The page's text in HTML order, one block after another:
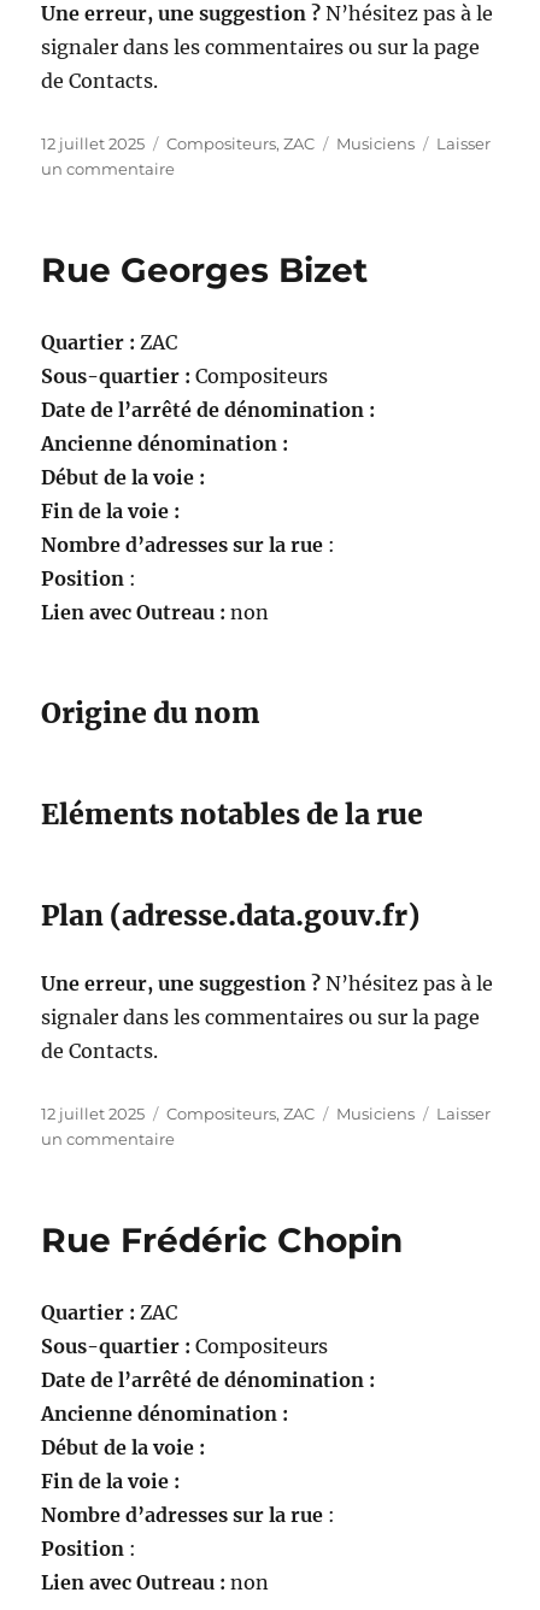
Une erreur, une suggestion ? N’hésitez pas à le
signaler dans les commentaires ou sur la page
de Contacts.
Publié
le
12 juillet 2025 Catégories
Compositeurs,ZAC Étiquettes
Musiciens
Laisser
un commentairesur
Rue Georges Bizet
Quartier : ZAC
Sous-quartier : Compositeurs
Date de l’arrêté de dénomination :
Ancienne dénomination :
Début de la voie :
Fin de la voie :
Nombre d’adresses sur la rue :
Position :
Lien avec Outreau : non
Origine du nom
Eléments notables de la rue
Plan (adresse.data.gouv.fr)
Une erreur, une suggestion ? N’hésitez pas à le
signaler dans les commentaires ou sur la page
de Contacts.
Publié
le
12 juillet 2025 Catégories
Compositeurs,ZAC Étiquettes
Musiciens
Laisser
un commentairesur
Rue Frédéric Chopin
Quartier : ZAC
Sous-quartier : Compositeurs
Date de l’arrêté de dénomination :
Ancienne dénomination :
Début de la voie :
Fin de la voie :
Nombre d’adresses sur la rue :
Position :
Lien avec Outreau : non